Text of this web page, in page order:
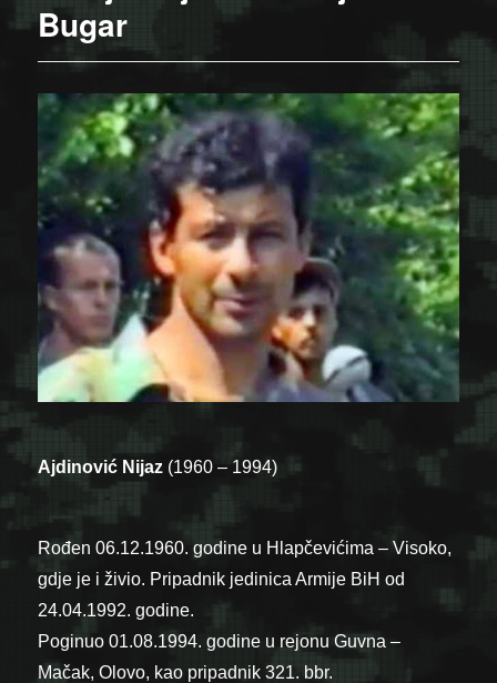
Bugar
Ajdinović Nijaz (1960 – 1994)
Rođen 06.12.1960. godine u Hlapčevićima – Visoko,
gdje je i živio. Pripadnik jedinica Armije BiH od
24.04.1992. godine.
Poginuo 01.08.1994. godine u rejonu Guvna –
Mačak, Olovo, kao pripadnik 321. bbr.